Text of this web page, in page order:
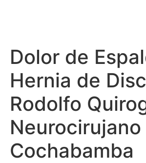
Dolor de
Hernia de
Rodolfo
Neurocirujano
Cochabamba